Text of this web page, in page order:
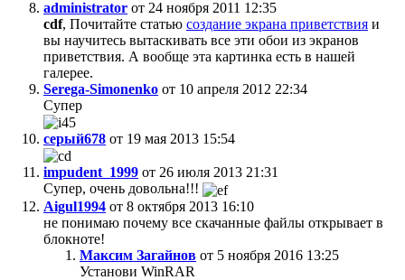
administrator от 24 ноября 2011 12:35
cdf, Почитайте статью создание экрана приветствия и
вы научитесь вытаскивать все эти обои из экранов
приветствия. А вообще эта картинка есть в нашей
галерее.
Serega-Simonenko от 10 апреля 2012 22:34
Супер
серый678 от 19 мая 2013 15:54
impudent_1999 от 26 июля 2013 21:31
Супер, очень довольна!!!
Aigul1994 от 8 октября 2013 16:10
не понимаю почему все скачанные файлы открывает в
блокноте!
Максим Загайнов от 5 ноября 2016 13:25
Установи WinRAR